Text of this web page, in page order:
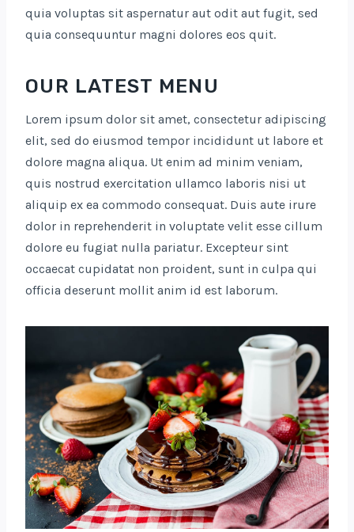
quia voluptas sit aspernatur aut odit aut fugit, sed
quia consequuntur magni dolores eos quit.
OUR LATEST MENU
Lorem ipsum dolor sit amet, consectetur adipiscing
elit, sed do eiusmod tempor incididunt ut labore et
dolore magna aliqua. Ut enim ad minim veniam,
quis nostrud exercitation ullamco laboris nisi ut
aliquip ex ea commodo consequat. Duis aute irure
dolor in reprehenderit in voluptate velit esse cillum
dolore eu fugiat nulla pariatur. Excepteur sint
occaecat cupidatat non proident, sunt in culpa qui
officia deserunt mollit anim id est laborum.